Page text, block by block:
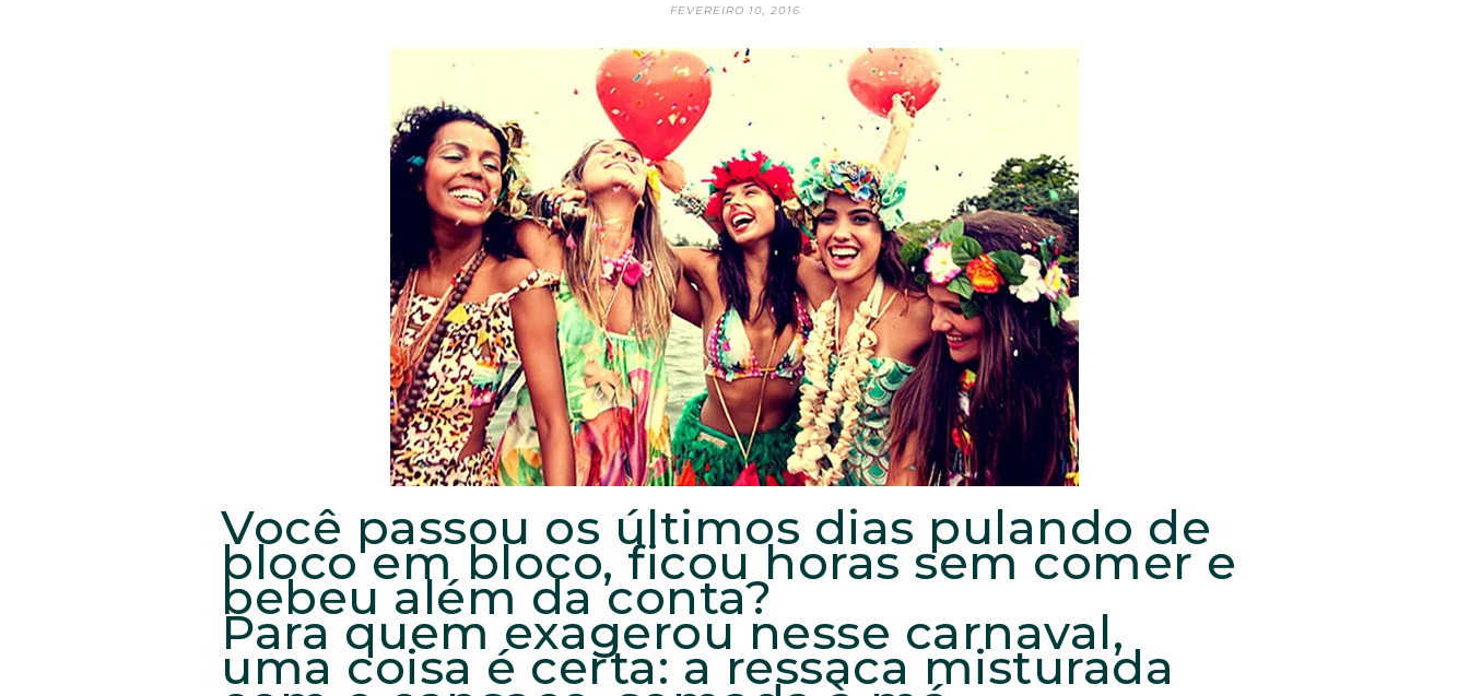
FEVEREIRO 10, 2016
Você passou os últimos dias pulando de
bloco em bloco, ficou horas sem comer e
bebeu além da conta?
Para quem exagerou nesse carnaval,
uma coisa é certa: a ressaca misturada